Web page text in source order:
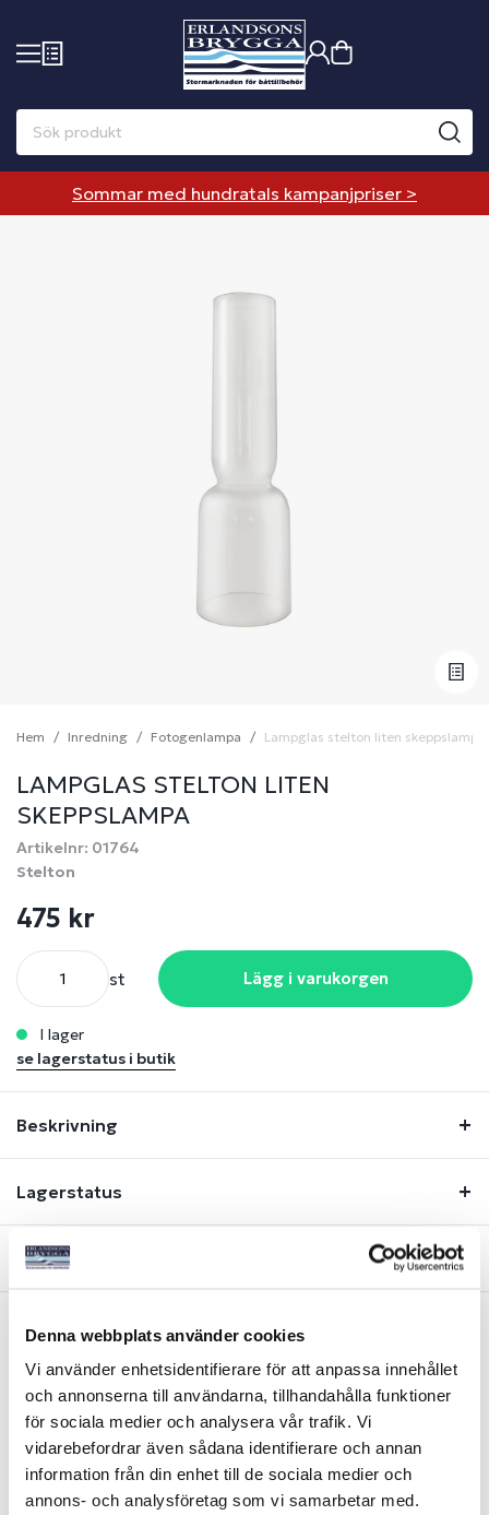
Denna webbplats använder cookies
Vi använder enhetsidentifierare för att anpassa innehållet
och annonserna till användarna, tillhandahålla funktioner
för sociala medier och analysera vår trafik. Vi
vidarebefordrar även sådana identifierare och annan
information från din enhet till de sociala medier och
annons- och analysföretag som vi samarbetar med.
Sommar med hundratals kampanjpriser >
Hem Inredning Fotogenlampa Lampglas stelton liten skeppslampa
LAMPGLAS STELTON LITEN
SKEPPSLAMPA
Artikelnr: 01764
Stelton
475 kr
st Lägg i varukorgen
i lager
se lagerstatus i butik
Beskrivning
Lagerstatus
Fråga om produkt
Liknande produkter
-40% -51%